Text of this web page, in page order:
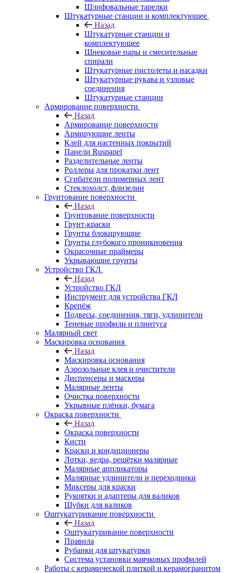
Шлифовальные тарелки
Штукатурные станции и комплектующее
Назад
Штукатурные станции и
комплектующее
Шнековые пары и смесительные
спирали
Штукатурные пистолеты и насадки
Штукатурные рукава и узловые
соединения
Штукатурные станции
Армирование поверхности
Назад
Армирование поверхности
Армирующие ленты
Клей для настенных покрытий
Панели Ruspanel
Разделительные ленты
Роллеры для прокатки лент
Сгибатели полимерных лент
Стеклохолст, флизелин
Грунтование поверхности
Назад
Грунтование поверхности
Грунт-краски
Грунты блокирующие
Грунты глубокого проникновения
Окрасочные праймеры
Укрывающие грунты
Устройство ГКЛ
Назад
Устройство ГКЛ
Инструмент для устройства ГКЛ
Крепёж
Подвесы, соединения, тяги, удлинители
Теневые профили и плинтуса
Малярный свет
Маскировка основания
Назад
Маскировка основания
Аэрозольные клея и очистители
Диспенсеры и маскеры
Малярные ленты
Очистка поверхности
Укрывные плёнки, бумага
Окраска поверхности
Назад
Окраска поверхности
Кисти
Краски и кондиционеры
Лотки, ведра, решётки малярные
Малярные аппликаторы
Малярные удлинители и переходники
Миксеры для краски
Рукоятки и адаптеры для валиков
Шубки для валиков
Оштукатуривание поверхности
Назад
Оштукатуривание поверхности
Правила
Рубанки для штукатурки
Система установки маячковых профилей
Работы с керамической плиткой и керамогранитом